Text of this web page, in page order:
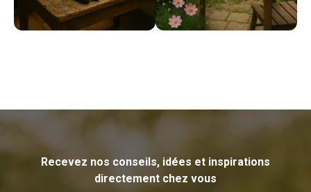
Recevez nos conseils, idées et inspirations
directement chez vous